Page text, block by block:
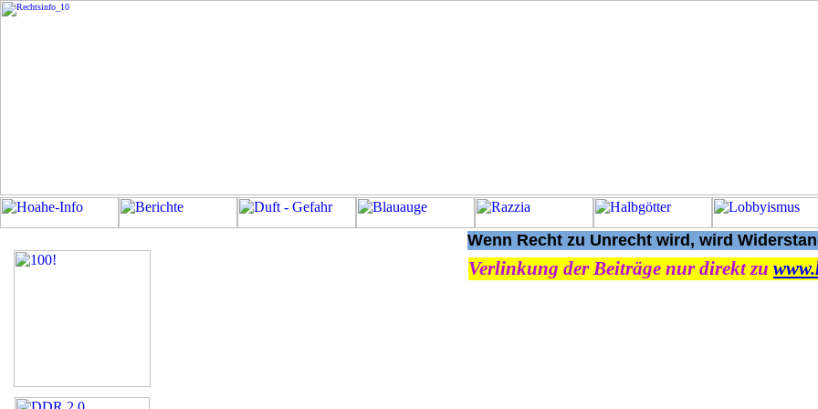
Wenn Recht zu Unrecht wird, wird
Verlinkung der Beiträge nur direkt zu